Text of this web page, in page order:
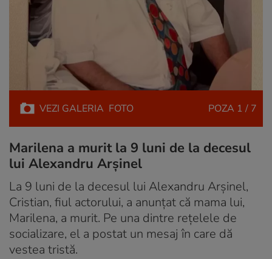
VEZI GALERIA FOTO POZA 1 / 7
Marilena a murit la 9 luni de la decesul
lui Alexandru Arșinel
La 9 luni de la decesul lui Alexandru Arșinel,
Cristian, fiul actorului, a anunțat că mama lui,
Marilena, a murit. Pe una dintre rețelele de
socializare, el a postat un mesaj în care dă
vestea tristă.